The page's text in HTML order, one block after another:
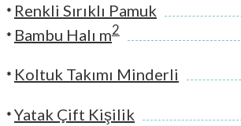
* Renkli Sırıklı Pamuk
* Bambu Halı m2
* Koltuk Takımı Minderli
* Yatak Çift Kişilik